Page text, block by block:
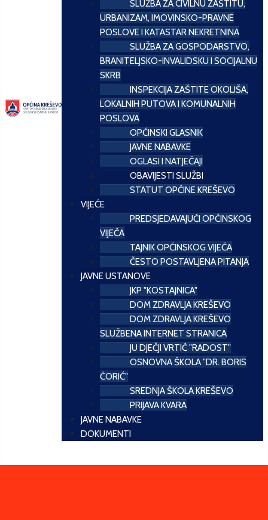
SLUŽBA ZA CIVILNU ZAŠTITU,
URBANIZAM, IMOVINSKO-PRAVNE
POSLOVE I KATASTAR NEKRETNINA
SLUŽBA ZA GOSPODARSTVO,
BRANITELJSKO-INVALIDSKU I SOCIJALNU
SKRB
INSPEKCIJA ZAŠTITE OKOLIŠA,
LOKALNIH PUTOVA I KOMUNALNIH
POSLOVA
OPĆINSKI GLASNIK
JAVNE NABAVKE
OGLASI I NATJEČAJI
OBAVIJESTI SLUŽBI
STATUT OPĆINE KREŠEVO
VIJEĆE
PREDSJEDAVAJUĆI OPĆINSKOG
VIJEĆA
TAJNIK OPĆINSKOG VIJEĆA
ČESTO POSTAVLJENA PITANJA
JAVNE USTANOVE
JKP "KOSTAJNICA"
DOM ZDRAVLJA KREŠEVO
DOM ZDRAVLJA KREŠEVO
SLUŽBENA INTERNET STRANICA
JU DJEČJI VRTIĆ "RADOST"
OSNOVNA ŠKOLA "DR. BORIS
ĆORIĆ"
SREDNJA ŠKOLA KREŠEVO
PRIJAVA KVARA
JAVNE NABAVKE
DOKUMENTI